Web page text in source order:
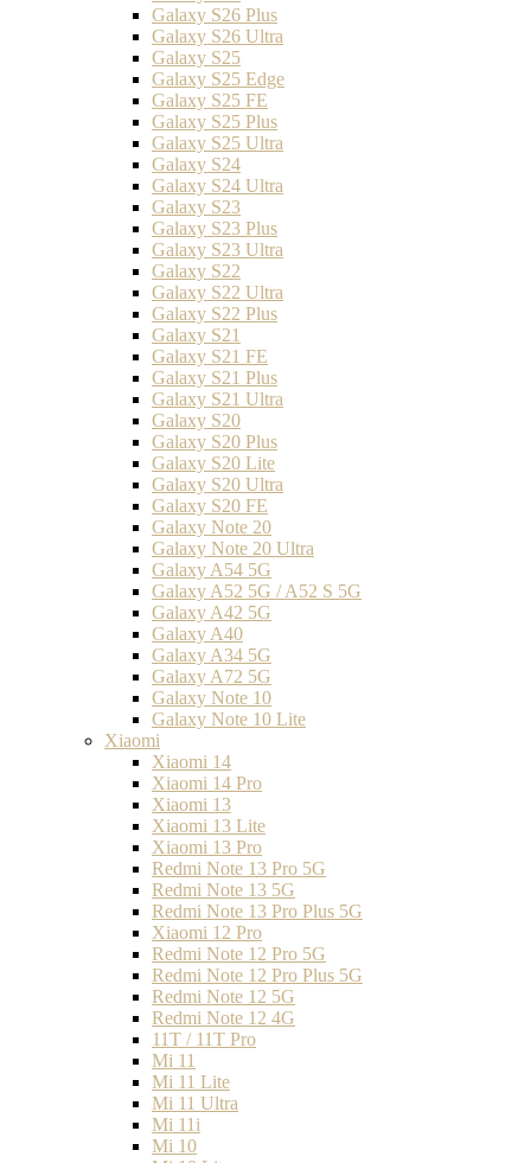
Galaxy S26 Plus
Galaxy S26 Ultra
Galaxy S25
Galaxy S25 Edge
Galaxy S25 FE
Galaxy S25 Plus
Galaxy S25 Ultra
Galaxy S24
Galaxy S24 Ultra
Galaxy S23
Galaxy S23 Plus
Galaxy S23 Ultra
Galaxy S22
Galaxy S22 Ultra
Galaxy S22 Plus
Galaxy S21
Galaxy S21 FE
Galaxy S21 Plus
Galaxy S21 Ultra
Galaxy S20
Galaxy S20 Plus
Galaxy S20 Lite
Galaxy S20 Ultra
Galaxy S20 FE
Galaxy Note 20
Galaxy Note 20 Ultra
Galaxy A54 5G
Galaxy A52 5G / A52 S 5G
Galaxy A42 5G
Galaxy A40
Galaxy A34 5G
Galaxy A72 5G
Galaxy Note 10
Galaxy Note 10 Lite
Xiaomi
Xiaomi 14
Xiaomi 14 Pro
Xiaomi 13
Xiaomi 13 Lite
Xiaomi 13 Pro
Redmi Note 13 Pro 5G
Redmi Note 13 5G
Redmi Note 13 Pro Plus 5G
Xiaomi 12 Pro
Redmi Note 12 Pro 5G
Redmi Note 12 Pro Plus 5G
Redmi Note 12 5G
Redmi Note 12 4G
11T / 11T Pro
Mi 11
Mi 11 Lite
Mi 11 Ultra
Mi 11i
Mi 10